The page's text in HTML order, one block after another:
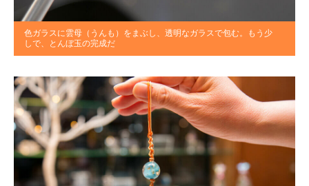
色ガラスに雲母（うんも）をまぶし、透明なガラスで包む。もう少
しで、とんぼ玉の完成だ